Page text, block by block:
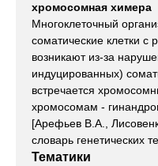
хромосомная химера
Многоклеточный
соматические клетки
возникают из-за
индуцированных)
встречается
хромосомам -
[Арефьев В.А.,
словарь генетических
Тематики